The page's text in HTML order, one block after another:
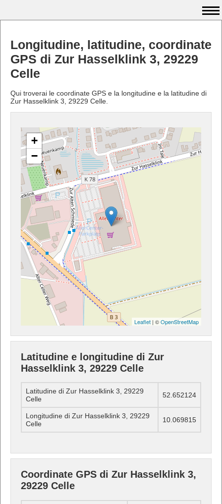
Longitudine, latitudine, coordinate
GPS di Zur Hasselklink 3, 29229
Celle
Qui troverai le coordinate GPS e la longitudine e la latitudine di
Zur Hasselklink 3, 29229 Celle.
+
−
Leaflet | ©OpenStreetMap
Latitudine e longitudine di Zur
Hasselklink 3, 29229 Celle
Latitudine di Zur Hasselklink 3, 29229
Celle
52.652124
Longitudine di Zur Hasselklink 3, 29229
Celle
10.069815
Coordinate GPS di Zur Hasselklink 3,
29229 Celle